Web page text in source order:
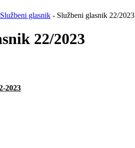
Službeni glasnik - Službeni glasnik 22/2023
22/2023
2023